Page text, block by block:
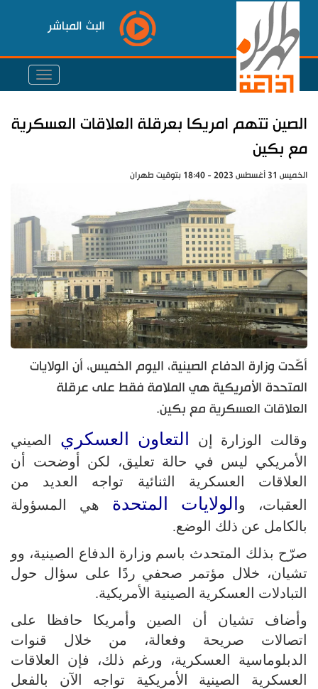
البث المباشر
الصين تتهم امريكا بعرقلة العلاقات العسكرية
مع بكين
الخميس 31 أغسطس 2023 - 18:40 بتوقيت طهران
أكّدت وزارة الدفاع الصينية، اليوم الخميس، أن الولايات
المتحدة الأمريكية هي الملامة فقط على عرقلة
العلاقات العسكرية مع بكين.
وقالت الوزارة إن
التعاون العسكري الصيني
الأمريكي ليس في حالة تعليق، لكن أوضحت أن
العلاقات العسكرية الثنائية تواجه العديد من
العقبات، و الولايات المتحدة هي المسؤولة
بالكامل عن ذلك الوضع.
صرّح بذلك المتحدث باسم وزارة الدفاع الصينية، وو
تشيان، خلال مؤتمر صحفي ردًا على سؤال حول
التبادلات العسكرية الصينية الأمريكية.
وأضاف تشيان أن الصين وأمريكا حافظا على
اتصالات صريحة وفعالة، من خلال قنوات
الدبلوماسية العسكرية، ورغم ذلك، فإن العلاقات
العسكرية الصينية الأمريكية تواجه الآن بالفعل